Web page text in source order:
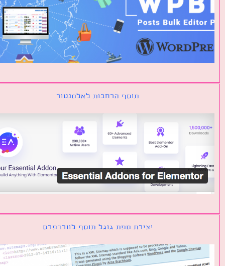
תוסף הרחבות לאלמנטור
יצירת מפת גוגל תוסף לוורדפרס